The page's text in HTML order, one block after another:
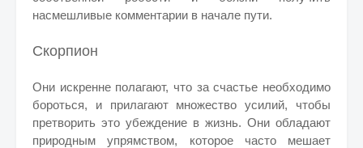
насмешливые комментарии в начале пути.
Скорпион
Они искренне полагают, что за счастье необходимо
бороться, и прилагают множество усилий, чтобы
претворить это убеждение в жизнь. Они обладают
природным упрямством, которое часто мешает